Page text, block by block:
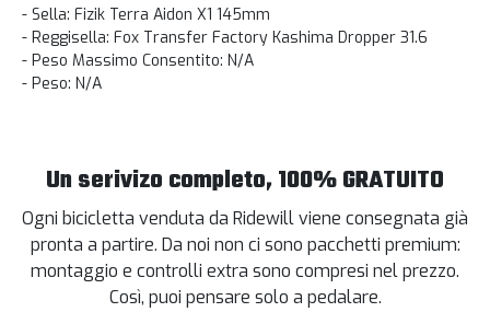
- Sella: Fizik Terra Aidon X1 145mm
- Reggisella: Fox Transfer Factory Kashima Dropper 31.6
- Peso Massimo Consentito: N/A
- Peso: N/A
Un serivizo completo, 100% GRATUITO
Ogni bicicletta venduta da Ridewill viene consegnata già
pronta a partire. Da noi non ci sono pacchetti premium:
montaggio e controlli extra sono compresi nel prezzo.
Così, puoi pensare solo a pedalare.